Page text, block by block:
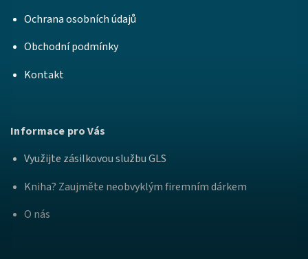
Ochrana osobních údajů
Obchodní podmínky
Kontakt
Informace pro Vás
Využijte zásilkovou službu GLS
Kniha? Zaujměte neobvyklým firemním dárkem
O nás